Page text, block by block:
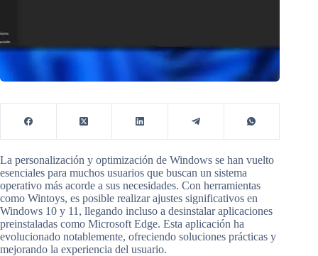
La personalización y optimización de Windows se han vuelto
esenciales para muchos usuarios que buscan un sistema
operativo más acorde a sus necesidades. Con herramientas
como Wintoys, es posible realizar ajustes significativos en
Windows 10 y 11, llegando incluso a desinstalar aplicaciones
preinstaladas como Microsoft Edge. Esta aplicación ha
evolucionado notablemente, ofreciendo soluciones prácticas y
mejorando la experiencia del usuario.